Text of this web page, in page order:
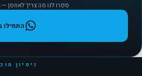
ספרו לנו מה צריך לאחסן
התחילו
ניסיון